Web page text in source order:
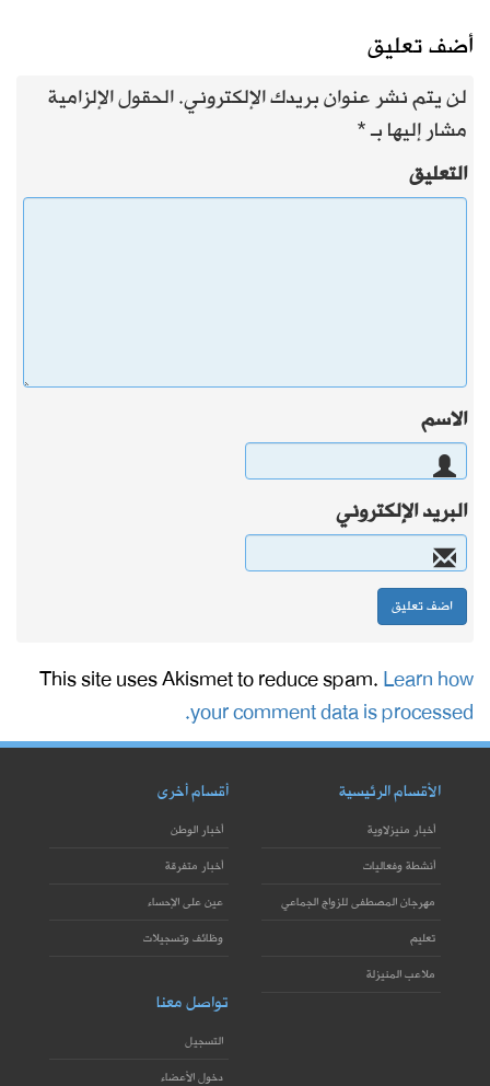
أضف تعليق
لن يتم نشر عنوان بريدك الإلكتروني.الحقول الإلزامية
مشار إليها بـ*
التعليق
الاسم
البريد الإلكتروني
This site uses Akismet to reduce spam.Learn how
your comment data is processed.
الأقسام الرئيسية
أخبار منيزلاوية
أنشطة وفعاليات
مهرجان المصطفى للزواج الجماعي
تعليم
ملاعب المنيزلة
أقسام أخرى
أخبار الوطن
أخبار متفرقة
عين على الإحساء
وظائف وتسجيلات
تواصل معنا
التسجيل
دخول الأعضاء